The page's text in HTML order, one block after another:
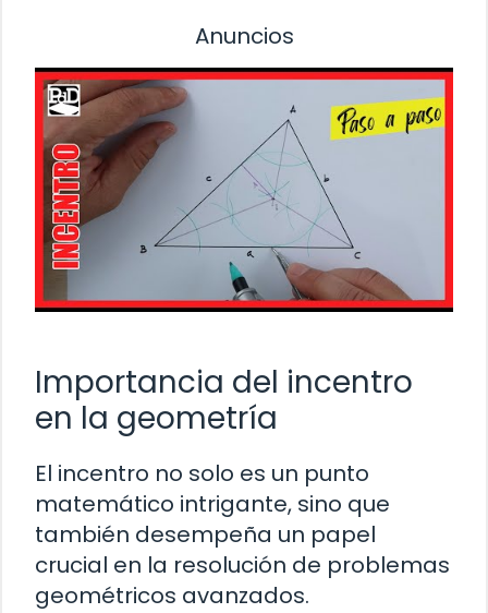
Anuncios
Importancia del incentro
en la geometría
El incentro no solo es un punto
matemático intrigante, sino que
también desempeña un papel
crucial en la resolución de problemas
geométricos avanzados.